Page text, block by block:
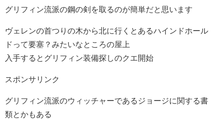
グリフィン流派の鋼の剣を取るのが簡単だと思います
ヴェレンの首つりの木から北に行くとあるハインドホール
ドって要塞？みたいなところの屋上
入手するとグリフィン装備探しのクエ開始
スポンサリンク
グリフィン流派のウィッチャーであるジョージに関する書
類とかもある